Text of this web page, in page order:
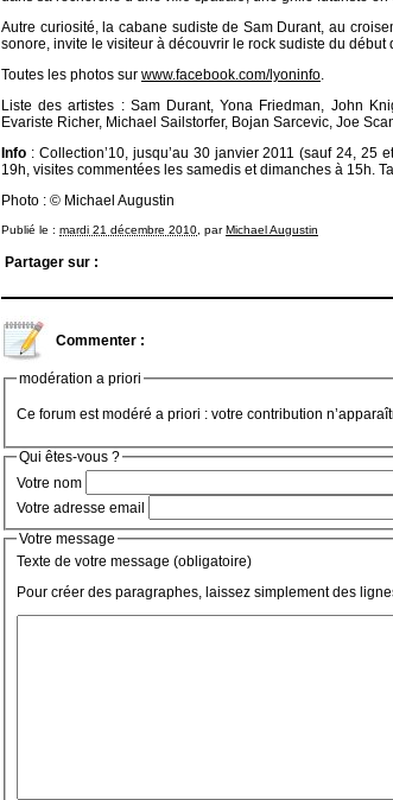
Autre curiosité, la cabane sudiste de Sam Durant, au
sonore, invite le visiteur à découvrir le rock sudiste du début
Toutes les photos sur www.facebook.com/lyoninfo.
Liste des artistes : Sam Durant, Yona Friedman, John
Evariste Richer, Michael Sailstorfer, Bojan Sarcevic, Joe
Info : Collection’10, jusqu’au 30 janvier 2011 (sauf 24,
19h, visites commentées les samedis et dimanches à 15h.
Photo : © Michael Augustin
Publié le : mardi 21 décembre 2010 , parMichael Augustin
Partager sur :
Commenter :
modération a priori
Ce forum est modéré a priori : votre contribution
Qui êtes-vous ?
Votre nom
Votre adresse email
Votre message
Texte de votre message (obligatoire)
Pour créer des paragraphes, laissez simplement des